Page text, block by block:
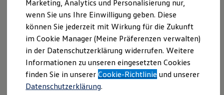
Sportwagen
Schnell verfügbare Fahrzeuge
Angebote und Produkte
Aktuelle Angebote
E-Auto-Förderung
Volkswagen Marktplatz
Die ENERGY Sondermodelle
Junge Gebrauchtwagen und Gebrauchtwagen
Volkswagen Zertifizierte Gebrauchtwagen
Elektromobilität bei Gebrauchtwagen
LogoUnisex
Zeigen Sie Ihre Leidenschaft für Volkswagen, z. B.mit
diesem coolen Kapuzen-Sweatshirt. Das große Volkswagen
Logo sticht durch die 3D-Optik besonders hervor – so
werden Sie zu einem echten Blickfang. Das Sweatshirt ist in
Marketing, Analytics und Personalisierung nur,
wenn Sie uns Ihre Einwilligung geben. Diese
können Sie jederzeit mit Wirkung für die Zukunft
im Cookie Manager (Meine Präferenzen verwalten)
in der Datenschutzerklärung widerrufen. Weitere
Informationen zu unseren eingesetzten Cookies
finden Sie in unsererCookie-Richtlinie und unserer
Datenschutzerklärung.